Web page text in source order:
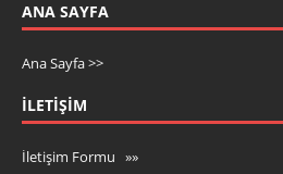
ANA SAYFA
Ana Sayfa >>
İLETIŞIM
İletişim Formu »»